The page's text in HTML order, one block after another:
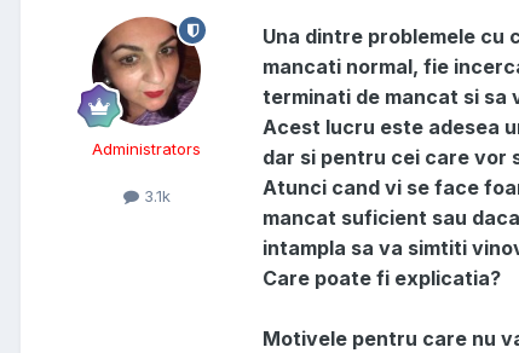
Administrators
3.1k
Una dintre problemele cu
mancati normal, fie
terminati de mancat si sa
Acest lucru este adesea
dar si pentru cei care vor
Atunci cand vi se face
mancat suficient sau
intampla sa va simtiti
Care poate fi explicatia?
Motivele pentru care nu